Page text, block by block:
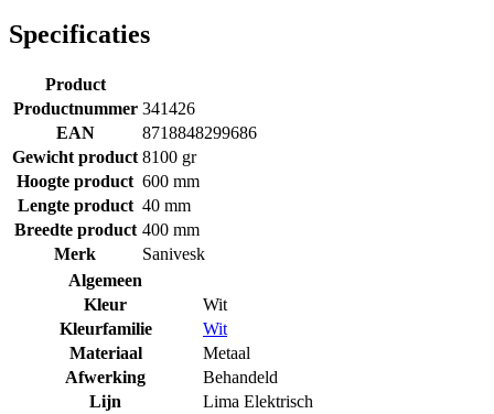
Specificaties
Product
Productnummer 341426
EAN
8718848299686
Gewicht product 8100 gr
Hoogte product 600 mm
Lengte product 40 mm
Breedte product 400 mm
Merk
Sanivesk
Algemeen
Kleur
Wit
Kleurfamilie
Wit
Materiaal
Metaal
Afwerking
Behandeld
Lijn
Lima Elektrisch